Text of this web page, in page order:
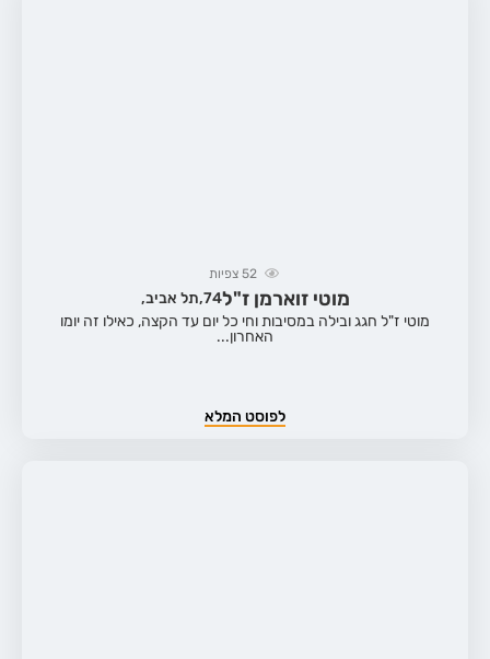
52צפיות
מוטי זוארמן ז"ל74, תל אביב,
מוטי ז"ל חגג ובילה במסיבות וחי כל יום עד הקצה, כאילו זה יומו
האחרון...
לפוסט המלא